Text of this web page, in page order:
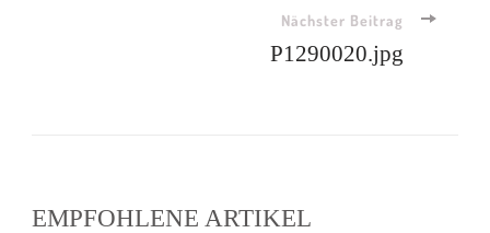
Nächster Beitrag
P1290020.jpg
EMPFOHLENE ARTIKEL